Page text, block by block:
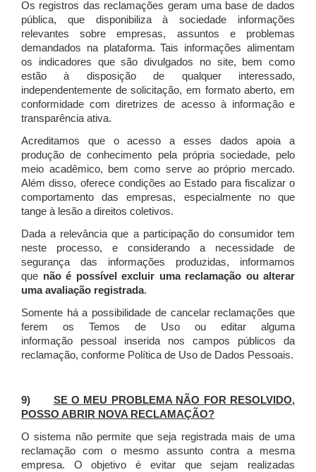
Os registros das reclamações geram uma base de dados
pública, que disponibiliza à sociedade informações
relevantes sobre empresas, assuntos e problemas
demandados na plataforma. Tais informações alimentam
os indicadores que são divulgados no site, bem como
estão à disposição de qualquer interessado,
independentemente de solicitação, em formato aberto, em
conformidade com diretrizes de acesso à informação e
transparência ativa.
Acreditamos que o acesso a esses dados apoia a
produção de conhecimento pela própria sociedade, pelo
meio acadêmico, bem como serve ao próprio mercado.
Além disso, oferece condições ao Estado para fiscalizar o
comportamento das empresas, especialmente no que
tange à lesão a direitos coletivos.
Dada a relevância que a participação do consumidor tem
neste processo, e considerando a necessidade de
segurança das informações produzidas, informamos
que não é possível excluir uma reclamação ou alterar
uma avaliação registrada.
Somente há a possibilidade de cancelar reclamações que
ferem os Temos de Uso ou editar alguma
informação pessoal inserida nos campos públicos da
reclamação, conforme Política de Uso de Dados Pessoais.
9) SE O MEU PROBLEMA NÃO FOR RESOLVIDO,
POSSO ABRIR NOVA RECLAMAÇÃO?
O sistema não permite que seja registrada mais de uma
reclamação com o mesmo assunto contra a mesma
empresa. O objetivo é evitar que sejam realizadas